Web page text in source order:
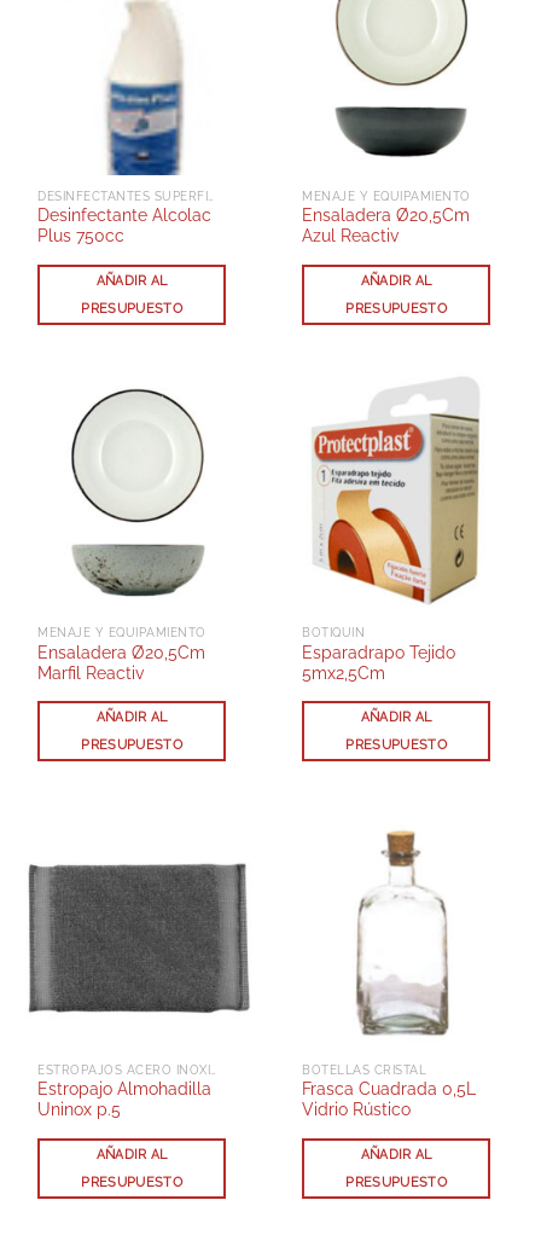
Desinfectante Alcolac
Plus 750cc
AÑADIR AL
PRESUPUESTO
MENAJE Y EQUIPAMIENTO
Ensaladera Ø20,5Cm
Azul Reactiv
AÑADIR AL
PRESUPUESTO
MENAJE Y EQUIPAMIENTO
Ensaladera Ø20,5Cm
Marfil Reactiv
AÑADIR AL
PRESUPUESTO
BOTIQUIN
Esparadrapo Tejido
5mx2,5Cm
AÑADIR AL
PRESUPUESTO
Estropajo Almohadilla
Uninox p.5
AÑADIR AL
PRESUPUESTO
BOTELLAS CRISTAL
Frasca Cuadrada 0,5L
Vidrio Rústico
AÑADIR AL
PRESUPUESTO